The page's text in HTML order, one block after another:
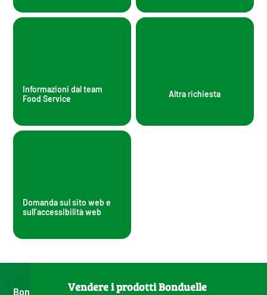
Informazioni dal team
Food Service
Altra richiesta
Domanda sul sito web e
sull’accessibilità web
Vendere i prodotti Bonduelle
Bonduelle, dal 1853